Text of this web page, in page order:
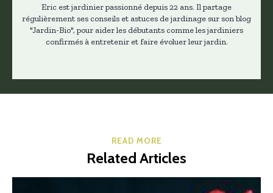
Eric est jardinier passionné depuis 22 ans. Il partage
régulièrement ses conseils et astuces de jardinage sur son blog
"Jardin-Bio", pour aider les débutants comme les jardiniers
confirmés à entretenir et faire évoluer leur jardin.
READ MORE
Related Articles